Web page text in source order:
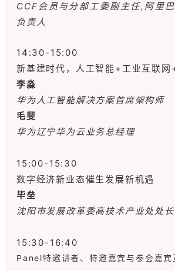
CCF会员与分部工委副主任,阿里
负责人
14:30-15:00
新基建时代，人工智能+工业互联网
李淼
华为人工智能解决方案首席架构师
毛斐
华为辽宁华为云业务总经理
15:00-15:30
数字经济新业态催生发展新机遇
毕垒
沈阳市发展改革委高技术产业处处长
15:30-16:40
Panel特邀讲者、特邀嘉宾与参会嘉宾